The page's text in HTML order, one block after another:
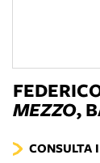
MEZZO,
CONSULTA